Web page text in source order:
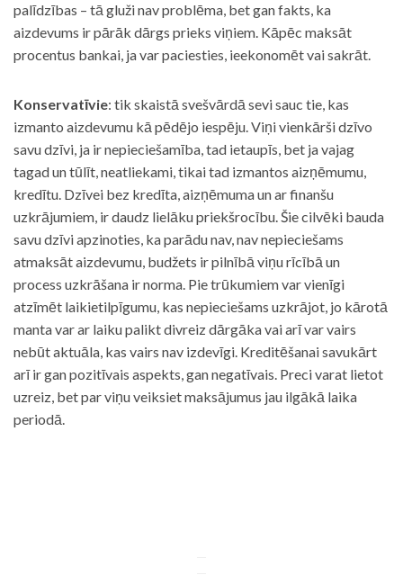
palīdzības – tā gluži nav problēma, bet gan fakts, ka
aizdevums ir pārāk dārgs prieks viņiem. Kāpēc maksāt
procentus bankai, ja var paciesties, ieekonomēt vai sakrāt.
Konservatīvie: tik skaistā svešvārdā sevi sauc tie, kas
izmanto aizdevumu kā pēdējo iespēju. Viņi vienkārši dzīvo
savu dzīvi, ja ir nepieciešamība, tad ietaupīs, bet ja vajag
tagad un tūlīt, neatliekami, tikai tad izmantos aizņēmumu,
kredītu. Dzīvei bez kredīta, aizņēmuma un ar finanšu
uzkrājumiem, ir daudz lielāku priekšrocību. Šie cilvēki bauda
savu dzīvi apzinoties, ka parādu nav, nav nepieciešams
atmaksāt aizdevumu, budžets ir pilnībā viņu rīcībā un
process uzkrāšana ir norma. Pie trūkumiem var vienīgi
atzīmēt laikietilpīgumu, kas nepieciešams uzkrājot, jo kārotā
manta var ar laiku palikt divreiz dārgāka vai arī var vairs
nebūt aktuāla, kas vairs nav izdevīgi. Kreditēšanai savukārt
arī ir gan pozitīvais aspekts, gan negatīvais. Preci varat lietot
uzreiz, bet par viņu veiksiet maksājumus jau ilgākā laika
periodā.